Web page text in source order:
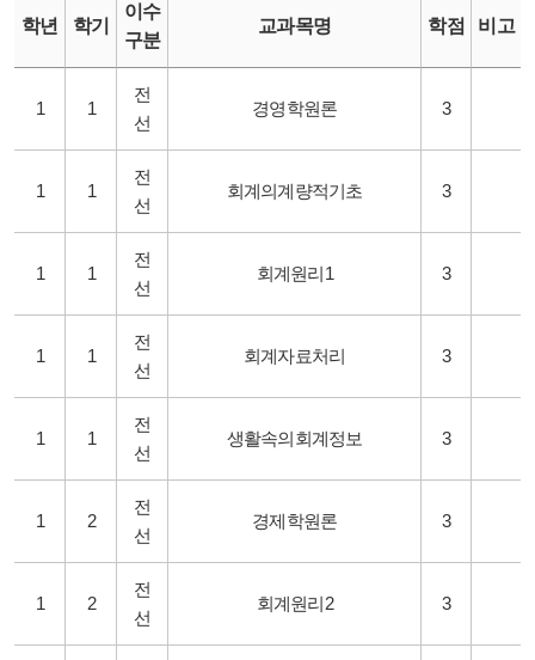
학년 학기
이수
구분
교과목명 학점 비고
1 1
전
선
경영학원론 3
1 1
전
선
회계의계량적기초 3
1 1
전
선
회계원리1 3
1 1
전
선
회계자료처리 3
1 1
전
선
생활속의회계정보 3
1 2
전
선
경제학원론 3
1 2
전
선
회계원리2 3